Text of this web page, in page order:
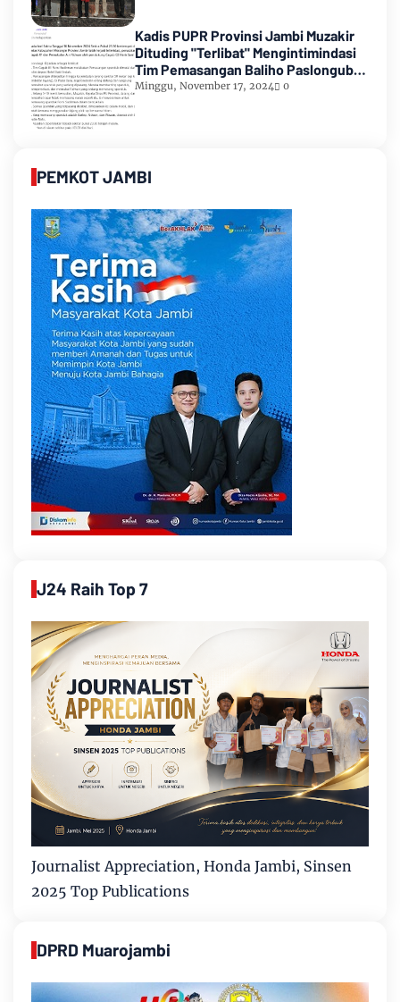
Kadis PUPR Provinsi Jambi Muzakir
Dituding "Terlibat" Mengintimindasi
Tim Pemasangan Baliho Paslongub
Romi-Sudirman
Minggu, November 17, 2024 0
PEMKOT JAMBI
J24 Raih Top 7
Journalist Appreciation, Honda Jambi, Sinsen
2025 Top Publications
DPRD Muarojambi